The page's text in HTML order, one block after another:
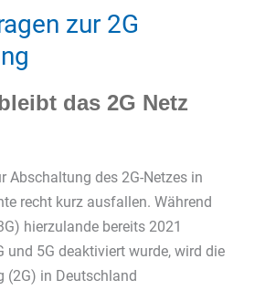
zur 2G
das 2G Netz
Abschaltung des 2G-Netzes in
recht kurz ausfallen. Während
hierzulande bereits 2021
und 5G deaktiviert wurde, wird die
(2G) in Deutschland